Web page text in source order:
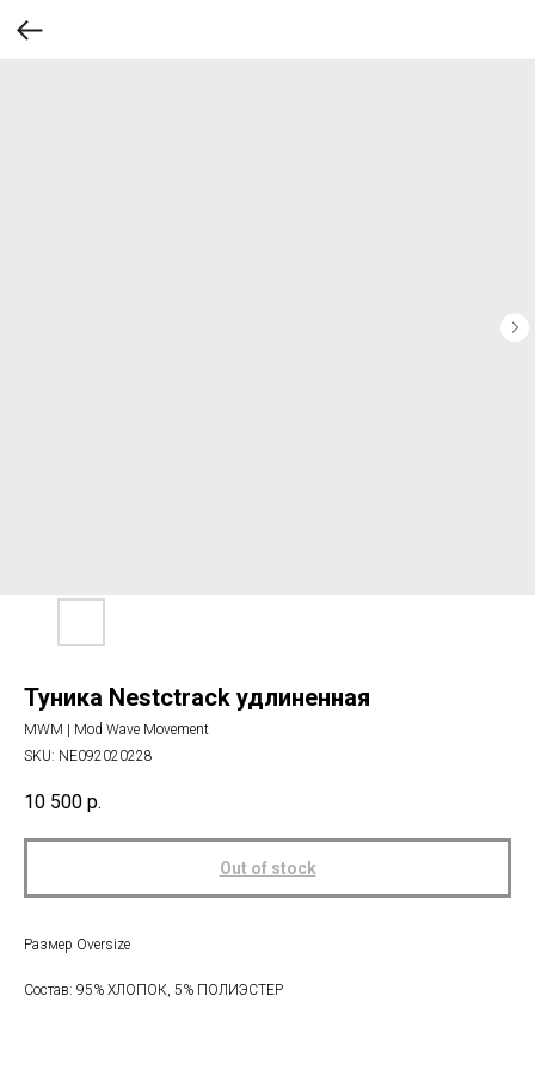
Туника Nestctrack удлиненная
MWM | Mod Wave Movement
SKU: NE092020228
10 500 р.
Out of stock
Размер Oversize
Состав: 95% ХЛОПОК, 5% ПОЛИЭСТЕР